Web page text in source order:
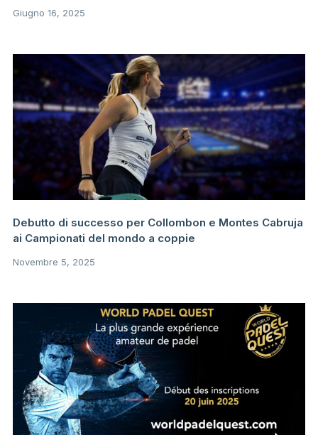
Giugno 16, 2025
Debutto di successo per Collombon e Montes Cabruja
ai Campionati del mondo a coppie
Novembre 5, 2025